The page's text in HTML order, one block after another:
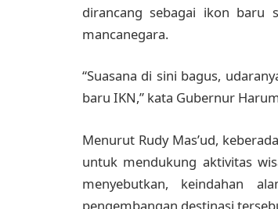
dirancang sebagai ikon baru
mancanegara.
“Suasana di sini bagus,
baru IKN,” kata Gubernur
Menurut Rudy Mas’ud,
untuk mendukung aktivitas
menyebutkan, keindahan
pengembangan destinasi